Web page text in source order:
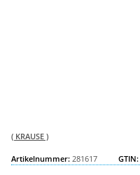
( KRAUSE )
Artikelnummer: 281617 GTIN: